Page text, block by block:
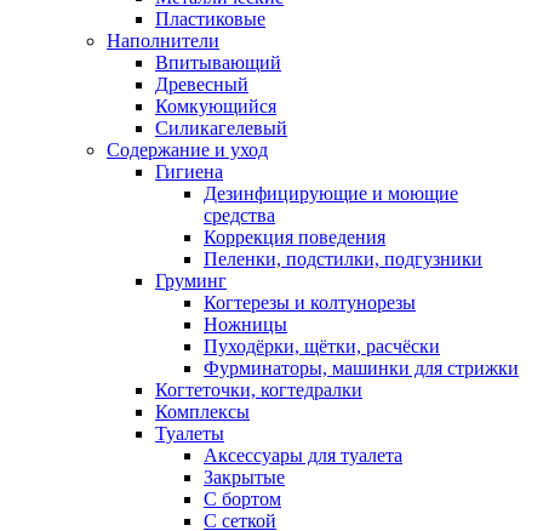
Пластиковые
Наполнители
Впитывающий
Древесный
Комкующийся
Силикагелевый
Содержание и уход
Гигиена
Дезинфицирующие и моющие
средства
Коррекция поведения
Пеленки, подстилки, подгузники
Груминг
Когтерезы и колтунорезы
Ножницы
Пуходёрки, щётки, расчёски
Фурминаторы, машинки для стрижки
Когтеточки, когтедралки
Комплексы
Туалеты
Аксессуары для туалета
Закрытые
С бортом
С сеткой